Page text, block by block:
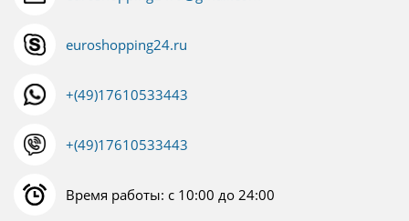
euroshopping24.ru
+(49)17610533443
+(49)17610533443
Время работы: с 10:00 до 24:00